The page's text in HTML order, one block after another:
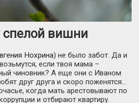
спелой вишни
Нохрина) не было забот. Да и
если твоя мама –
чиновник? А еще они с Иваном
друг друга и скоро поженятся…
когда мать арестовывают по
и отбирают квартиру.